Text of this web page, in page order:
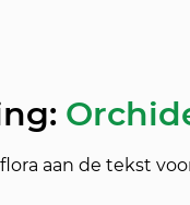
aan de tekst